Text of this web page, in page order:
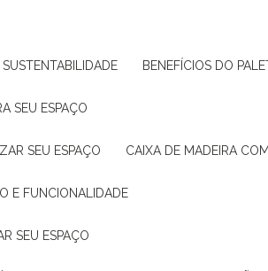
BENEFÍCIOS DO
SEU ESPAÇO
SEU ESPAÇO CAIXA DE MADEIRA
E FUNCIONALIDADE
SEU ESPAÇO